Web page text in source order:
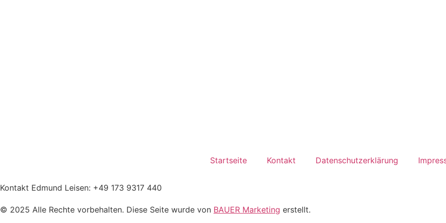
Startseite Kontakt Datenschutzerklärung
Kontakt Edmund Leisen: +49 173 9317 440
© 2025 Alle Rechte vorbehalten. Diese Seite wurde von BAUER Marketing erstellt.